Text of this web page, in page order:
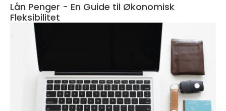
Lån Penger - En Guide til Økonomisk
Fleksibilitet